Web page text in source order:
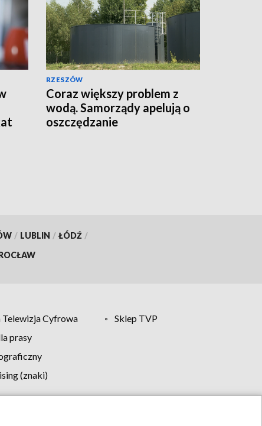
RZESZÓW
Coraz większy problem z
wodą. Samorządy apelują o
oszczędzanie
/ LUBLIN / ŁÓDŹ /
Telewizja Cyfrowa
Sklep TVP
prasy
(znaki)